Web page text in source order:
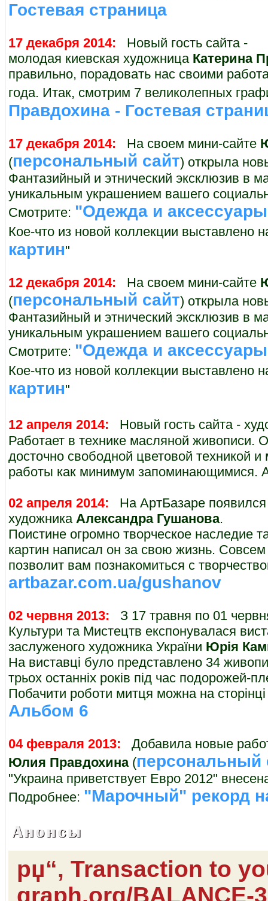
Гостевая страница
17 декабря 2014: Новый гость сайта -
молодая киевская художница Катерина
правильно, порадовать нас своими
года. Итак, смотрим 7 великолепных
Правдохина - Гостевая
17 декабря 2014: На своем мини-сайте
(персональный сайт) открыла
Фантазийный и этнический эксклюзив в
уникальным украшением вашего
Смотрите: "Одежда и
Кое-что из новой коллекции выставлено
картин"
12 декабря 2014: На своем мини-сайте
(персональный сайт) открыла
Фантазийный и этнический эксклюзив в
уникальным украшением вашего
Смотрите: "Одежда и
Кое-что из новой коллекции выставлено
картин"
12 апреля 2014: Новый гость сайта -
Работает в технике масляной живописи.
досточно свободной цветовой техникой
работы как минимум запоминающимися.
02 апреля 2014: На АртБазаре появился
художника Александра Гушанова.
Поистине огромно творческое наследие
картин написал он за свою жизнь.
позволит вам познакомиться с
artbazar.com.ua/gushanov
02 червня 2013: З 17 травня по 01
Культури та Мистецтв експонувалася
заслуженого художника України Юрія
На виставці було представлено 34
трьох останніх років під час подорожей-
Побачити роботи митця можна на
Альбом 6
04 февраля 2013: Добавила новые
Юлия Правдохина(персональный
"Украина приветствует Евро 2012"
Подробнее: "Марочный" рекорд
рџ“‚ Transaction to
graph.org/BALANCE-